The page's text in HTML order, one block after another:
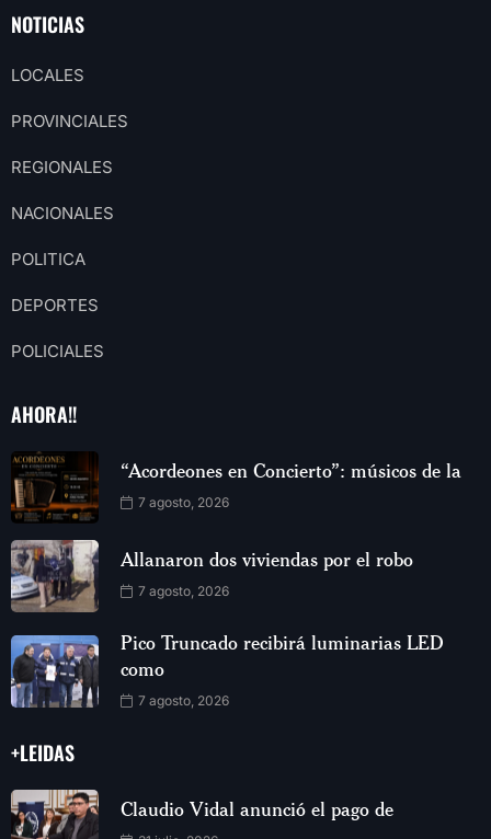
NOTICIAS
LOCALES
PROVINCIALES
REGIONALES
NACIONALES
POLITICA
DEPORTES
POLICIALES
AHORA!!
“Acordeones en Concierto”: músicos de la
7 agosto, 2026
Allanaron dos viviendas por el robo
7 agosto, 2026
Pico Truncado recibirá luminarias LED
como
7 agosto, 2026
+LEIDAS
Claudio Vidal anunció el pago de